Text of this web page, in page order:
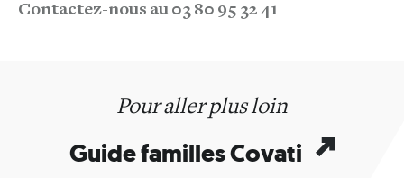
Contactez-nous au 03 80 95 32 41
Pour aller plus loin
Guide familles Covati